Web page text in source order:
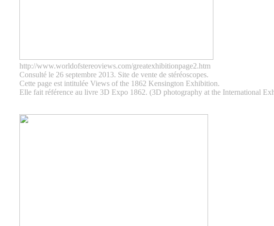
http://www.worldofstereoviews.com/greatexhibitionpage2.htm
Consulté le 26 septembre 2013. Site de vente de stéréoscopes.
Cette page est intitulée Views of the 1862 Kensington Exhibition.
Elle fait référence au livre 3D Expo 1862. (3D photography at the International